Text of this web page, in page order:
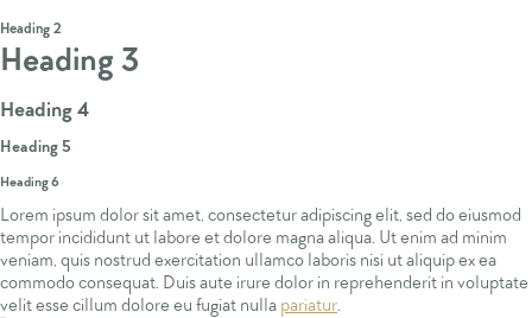
Heading 2
Heading 3
Heading 4
Heading 5
Heading 6
Lorem ipsum dolor sit amet, consectetur adipiscing elit, sed do eiusmod
tempor incididunt ut labore et dolore magna aliqua. Ut enim ad minim
veniam, quis nostrud exercitation ullamco laboris nisi ut aliquip ex ea
commodo consequat. Duis aute irure dolor in reprehenderit in voluptate
velit esse cillum dolore eu fugiat nulla pariatur.